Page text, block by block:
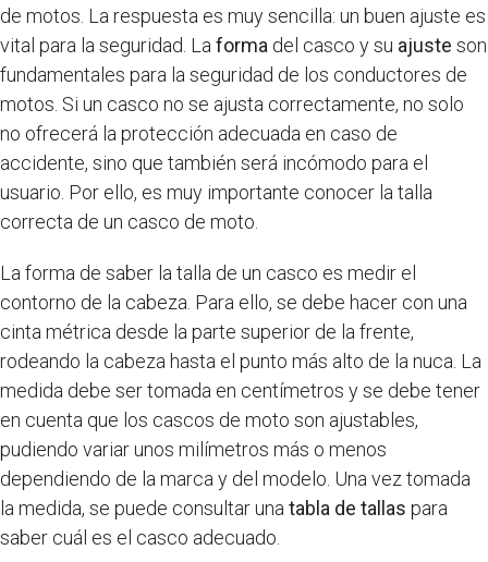
de motos. La respuesta es muy sencilla: un buen ajuste es
vital para la seguridad. La forma del casco y su ajuste son
fundamentales para la seguridad de los conductores de
motos. Si un casco no se ajusta correctamente, no solo
no ofrecerá la protección adecuada en caso de
accidente, sino que también será incómodo para el
usuario. Por ello, es muy importante conocer la talla
correcta de un casco de moto.
La forma de saber la talla de un casco es medir el
contorno de la cabeza. Para ello, se debe hacer con una
cinta métrica desde la parte superior de la frente,
rodeando la cabeza hasta el punto más alto de la nuca. La
medida debe ser tomada en centímetros y se debe tener
en cuenta que los cascos de moto son ajustables,
pudiendo variar unos milímetros más o menos
dependiendo de la marca y del modelo. Una vez tomada
la medida, se puede consultar una tabla de tallas para
saber cuál es el casco adecuado.